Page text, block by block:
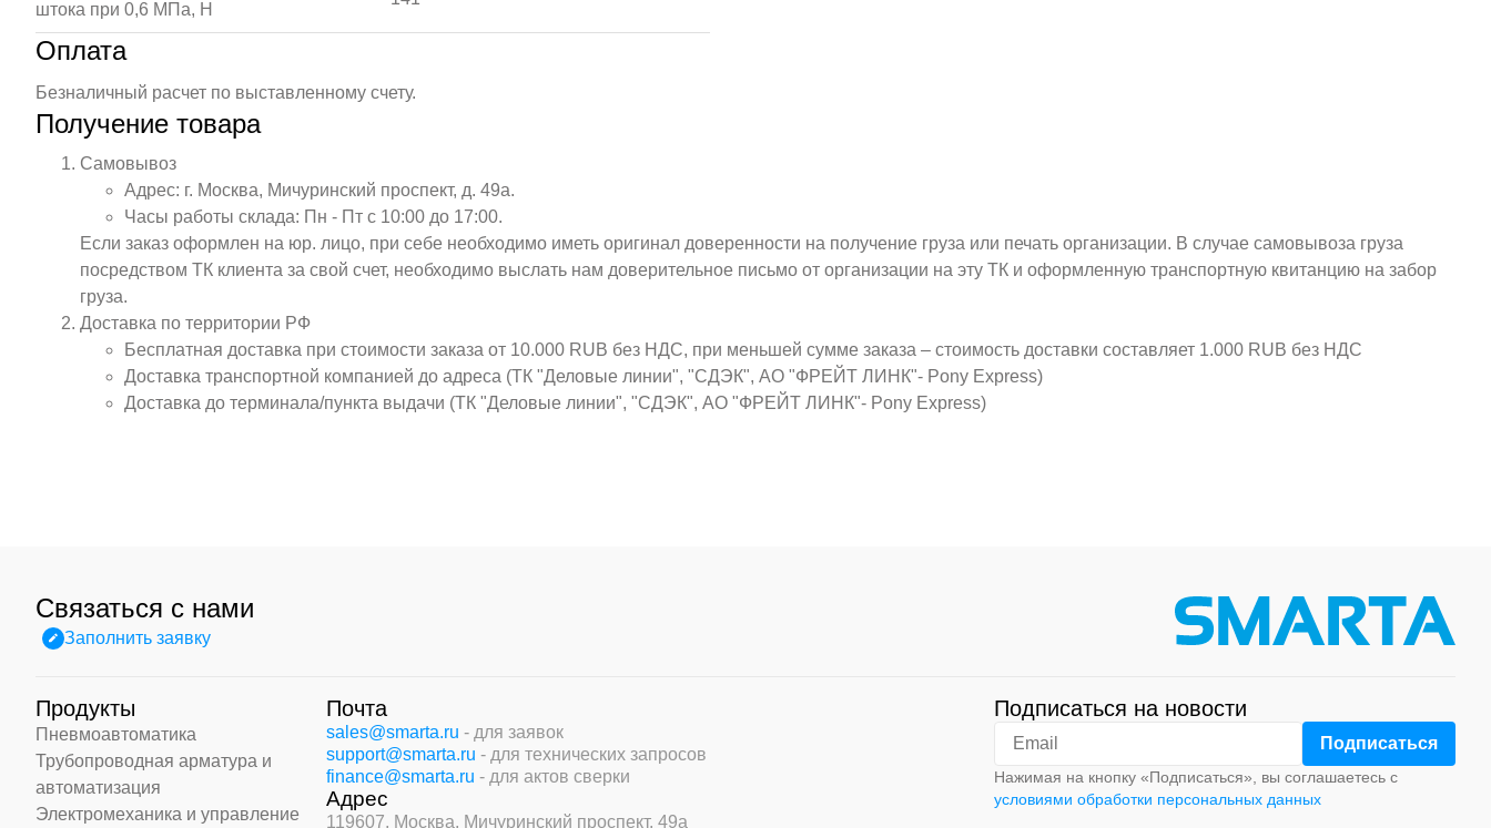
штока при 0,6 МПа, Н
Оплата
Безналичный расчет по выставленному счету.
Получение товара
Самовывоз
Адрес: г. Москва, Мичуринский проспект, д. 49а.
Часы работы склада: Пн - Пт с 10:00 до 17:00.
Если заказ оформлен на юр. лицо, при себе необходимо иметь оригинал доверенности на получение груза или печать организации. В случае самовывоза груза
посредством ТК клиента за свой счет, необходимо выслать нам доверительное письмо от организации на эту ТК и оформленную транспортную квитанцию на забор
груза.
Доставка по территории РФ
Бесплатная доставка при стоимости заказа от 10.000 RUB без НДС, при меньшей сумме заказа – стоимость доставки составляет 1.000 RUB без НДС
Доставка транспортной компанией до адреса (ТК "Деловые линии", "СДЭК", АО "ФРЕЙТ ЛИНК"- Pony Express)
Доставка до терминала/пункта выдачи (ТК "Деловые линии", "СДЭК", АО "ФРЕЙТ ЛИНК"- Pony Express)
Связаться с нами
Заполнить заявку
Продукты
Пневмоавтоматика
Трубопроводная арматура и
автоматизация
Электромеханика и управление
Почта
sales@smarta.ru - для заявок
support@smarta.ru - для технических запросов
finance@smarta.ru - для актов сверки
Адрес
119607, Москва, Мичуринский проспект, 49а
Подписаться на новости
Нажимая на кнопку «Подписаться», вы соглашаетесь с
условиями обработки персональных данных